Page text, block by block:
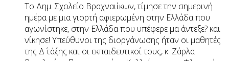
Το Δημ. Σχολείο Βραχναιίκων, τίμησε την σημερινή
ημέρα με μια γιορτή αφιερωμένη στην Ελλάδα που
αγωνίστηκε, στην Ελλάδα που υπέφερε μα άντεξε? και
νίκησε! Υπεύθυνοι της διοργάνωσης ήταν οι μαθητές
της Δ΄ τάξης και οι εκπαιδευτικοί τους, κ. Ζάρλα